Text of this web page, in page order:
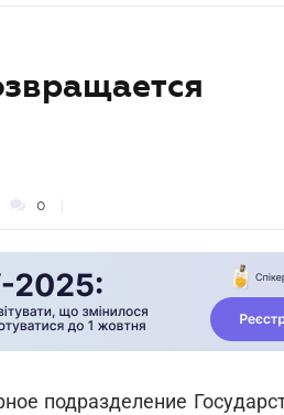
0
подразделение